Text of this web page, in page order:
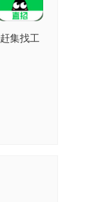
赶集找工